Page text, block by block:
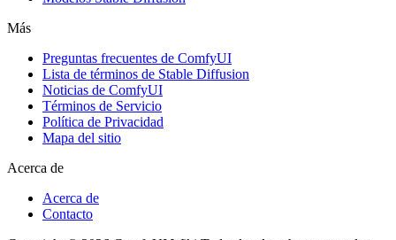
Más
Preguntas frecuentes de ComfyUI
Lista de términos de Stable Diffusion
Noticias de ComfyUI
Términos de Servicio
Política de Privacidad
Mapa del sitio
Acerca de
Acerca de
Contacto